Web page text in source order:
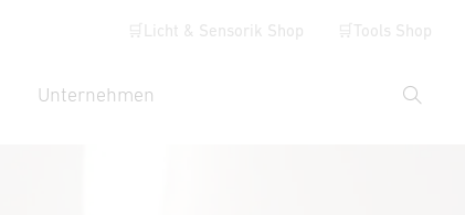
🛒Licht & Sensorik Shop 🛒Tools Shop
Unternehmen
Suche